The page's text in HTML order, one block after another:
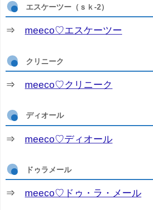
エスケーツー（ｓｋ-2）
⇒ meeco♡エスケーツー
クリニーク
⇒ meeco♡クリニーク
ディオール
⇒ meeco♡ディオール
ドゥラメール
⇒ meeco♡ドゥ・ラ・メール